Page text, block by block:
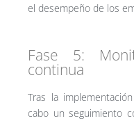
el desempeño de los
Fase 5:
continua
Tras la
cabo un seguimiento